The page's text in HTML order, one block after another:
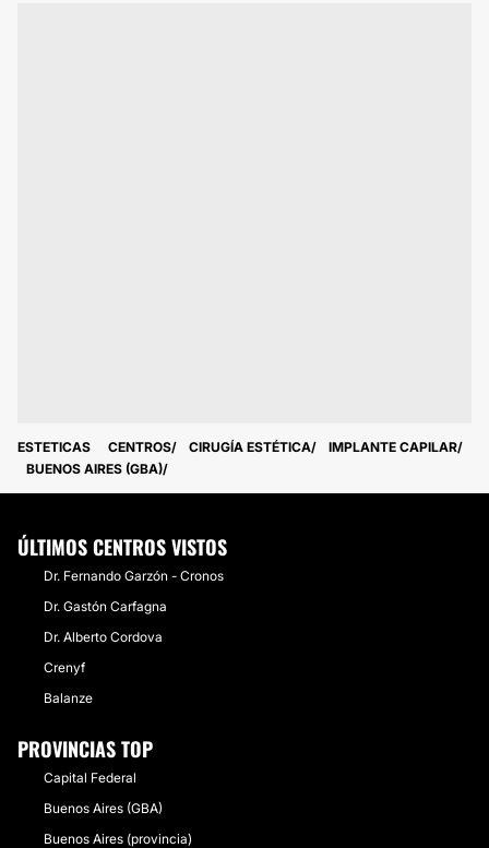
ESTETICAS CENTROS CIRUGÍA ESTÉTICA
IMPLANTE CAPILAR
BUENOS AIRES (GBA)
ÚLTIMOS CENTROS VISTOS
Dr. Fernando Garzón - Cronos
Dr. Gastón Carfagna
Dr. Alberto Cordova
Crenyf
Balanze
PROVINCIAS TOP
Capital Federal
Buenos Aires (GBA)
Buenos Aires (provincia)